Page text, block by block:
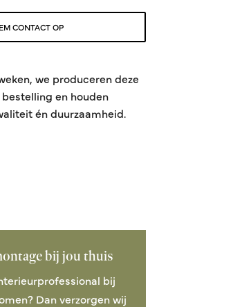
CONTACT OP
we produceren deze
en houden
én duurzaamheid.
bij jou thuis
bij
Dan verzorgen wij